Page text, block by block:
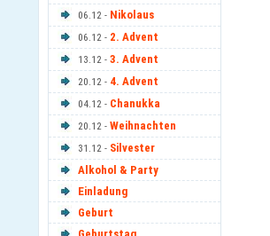
06.12 - Nikolaus
06.12 - 2. Advent
13.12 - 3. Advent
20.12 - 4. Advent
04.12 - Chanukka
20.12 - Weihnachten
31.12 - Silvester
Alkohol & Party
Einladung
Geburt